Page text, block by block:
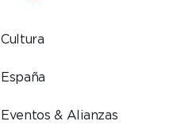
Cultura
España
Eventos & Alianzas